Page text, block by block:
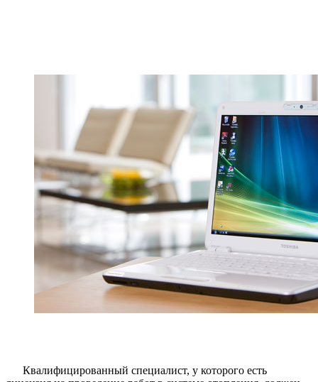
Квалифицированный специалист, у которого есть